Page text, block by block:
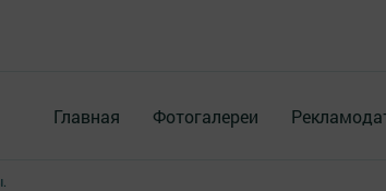
Главная Фотогалереи